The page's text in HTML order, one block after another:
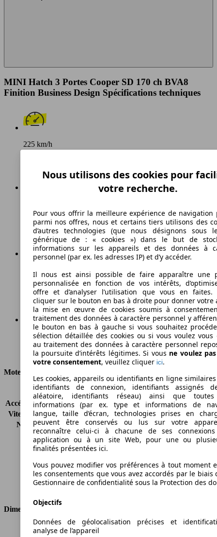
MINI Hatch 3 Portes Cooper SD 170 ch BVA8
Finition Business Design Spécifications techniques
225 km/h
Carburant
110 g/km
Émissions de CO2 (combinées)*
Ø 4.2 l/100km
Consommation
Moteur et Puissance
KW (CH)
125 kW (170 PS)
Accélération (0-100 km/h) 7.2s
Vitesse maximale (km/h) 225 km/h
Nombre de vitesses
8
Couple
360 nm
Cylindrée
1995 ccm
Cylindres
4
Transmission
Boîte automatique
Dimensions
Longueur
Nous utilisons des cookies pour
votre recherche.
Pour vous offrir la meilleure expérience de navigation
parmi nos offres, nous et certains tiers utilisons des
d’autres technologies (que nous désignons sous
générique de : « cookies ») dans le but de
informations sur les appareils et des données à
personnel (par ex. les adresses IP) et d’y accéder.
Il nous est ainsi possible de faire apparaître une
personnalisée en fonction de vos intérêts,
offre et d’analyser l’utilisation que vous en faites.
cliquer sur le bouton en bas à droite pour donner votre
la mise en œuvre de cookies soumis à
traitement des données à caractère personnel y
le bouton en bas à gauche si vous souhaitez
sélection détaillée des cookies ou si vous voulez vous
au traitement des données à caractère personnel
la poursuite d’intérêts légitimes. Si vous ne voulez
votre consentement, veuillez cliquer ici.
Les cookies, appareils ou identifiants en ligne
identifiants de connexion, identifiants assignés
aléatoire, identifiants réseau) ainsi que
informations (par ex. type et informations de
langue, taille d’écran, technologies prises en
peuvent être conservés ou lus sur votre
reconnaître celui-ci à chacune de ses
application ou à un site Web, pour une ou
finalités présentées ici.
Vous pouvez modifier vos préférences à tout moment
les consentements que vous avez accordés par le biais
Gestionnaire de confidentialité sous la Protection des
Objectifs
Données de géolocalisation précises et
analyse de l’appareil